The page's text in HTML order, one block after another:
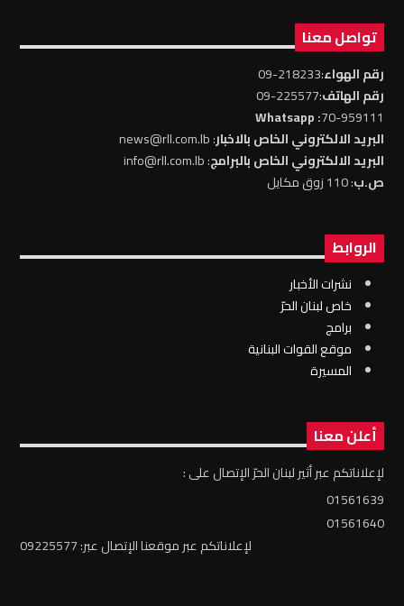
تواصل معنا
رقم الهواء:218233-09
رقم الهاتف:225577-09
70-959111
: Whatsapp
البريد الالكتروني الخاص بالاخبار: news@rll.com.lb
البريد الالكتروني الخاص بالبرامج: info@rll.com.lb
ص.ب: 110 زوق مكايل
الروابط
نشرات الأخبار
خاص لبنان الحرّ
برامج
موقع القوات البنانية
المسيرة
أعلن معنا
لإعلاناتكم عبر أثير لبنان الحرّ الإتصال على :
01561639
01561640
لإعلاناتكم عبر موقعنا الإتصال عبر: 09225577